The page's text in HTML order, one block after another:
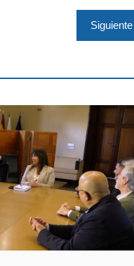
Siguiente